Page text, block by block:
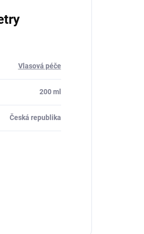
Vlasová péče
200 ml
Česká republika